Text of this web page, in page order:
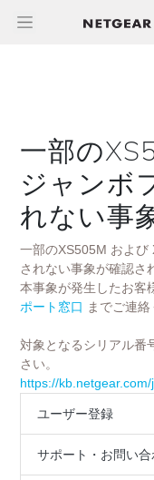
一部の
ジャンボ
れない事
一部のXS505M および
されない事象が確認さ
本事象が発生したお客
ポート窓口 までご連絡
対象となるシリアル番
さい。
https://
ユーザー登録
サポート・お問い